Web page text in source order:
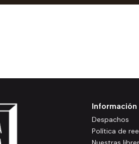
Información
Despachos
Política de